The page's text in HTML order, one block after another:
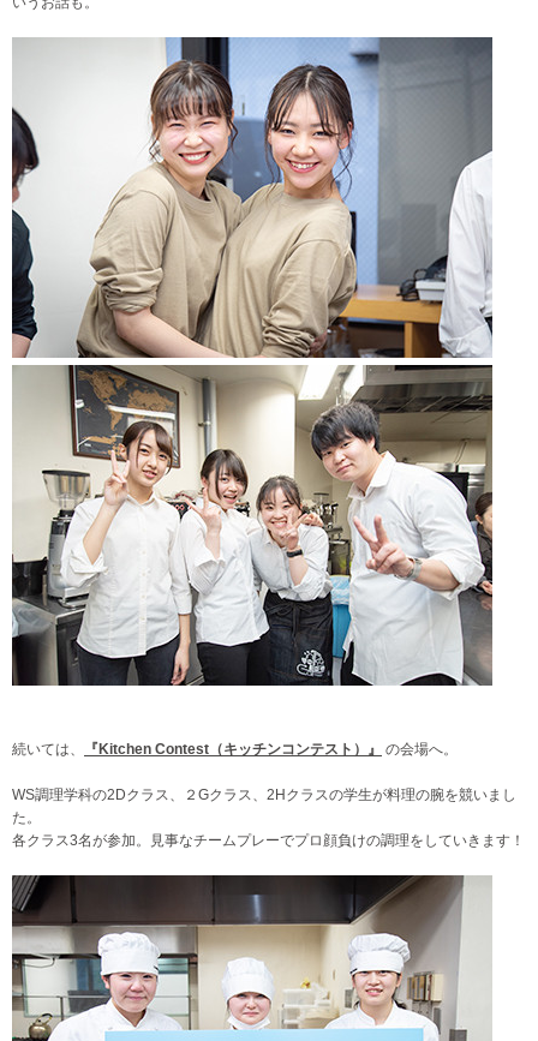
続いては、 『Kitchen Contest（キッチンコンテスト）』 の会場へ。
WS調理学科の2Dクラス、２Gクラス、2Hクラスの学生が料理の腕を競いまし
た。
各クラス3名が参加。見事なチームプレーでプロ顔負けの調理をしていきます！